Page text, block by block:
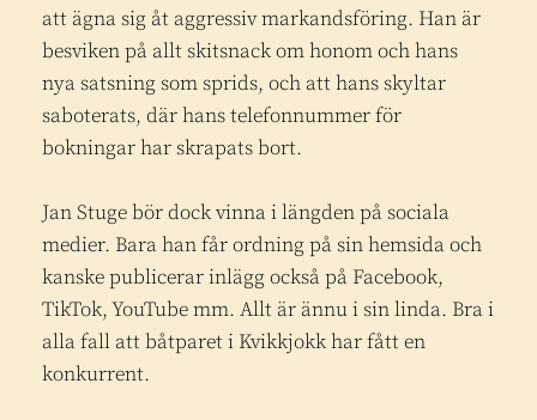
att ägna sig åt aggressiv markandsföring. Han är
besviken på allt skitsnack om honom och hans
nya satsning som sprids, och att hans skyltar
saboterats, där hans telefonnummer för
bokningar har skrapats bort.
Jan Stuge bör dock vinna i längden på sociala
medier. Bara han får ordning på sin hemsida och
kanske publicerar inlägg också på Facebook,
TikTok, YouTube mm. Allt är ännu i sin linda. Bra i
alla fall att båtparet i Kvikkjokk har fått en
konkurrent.